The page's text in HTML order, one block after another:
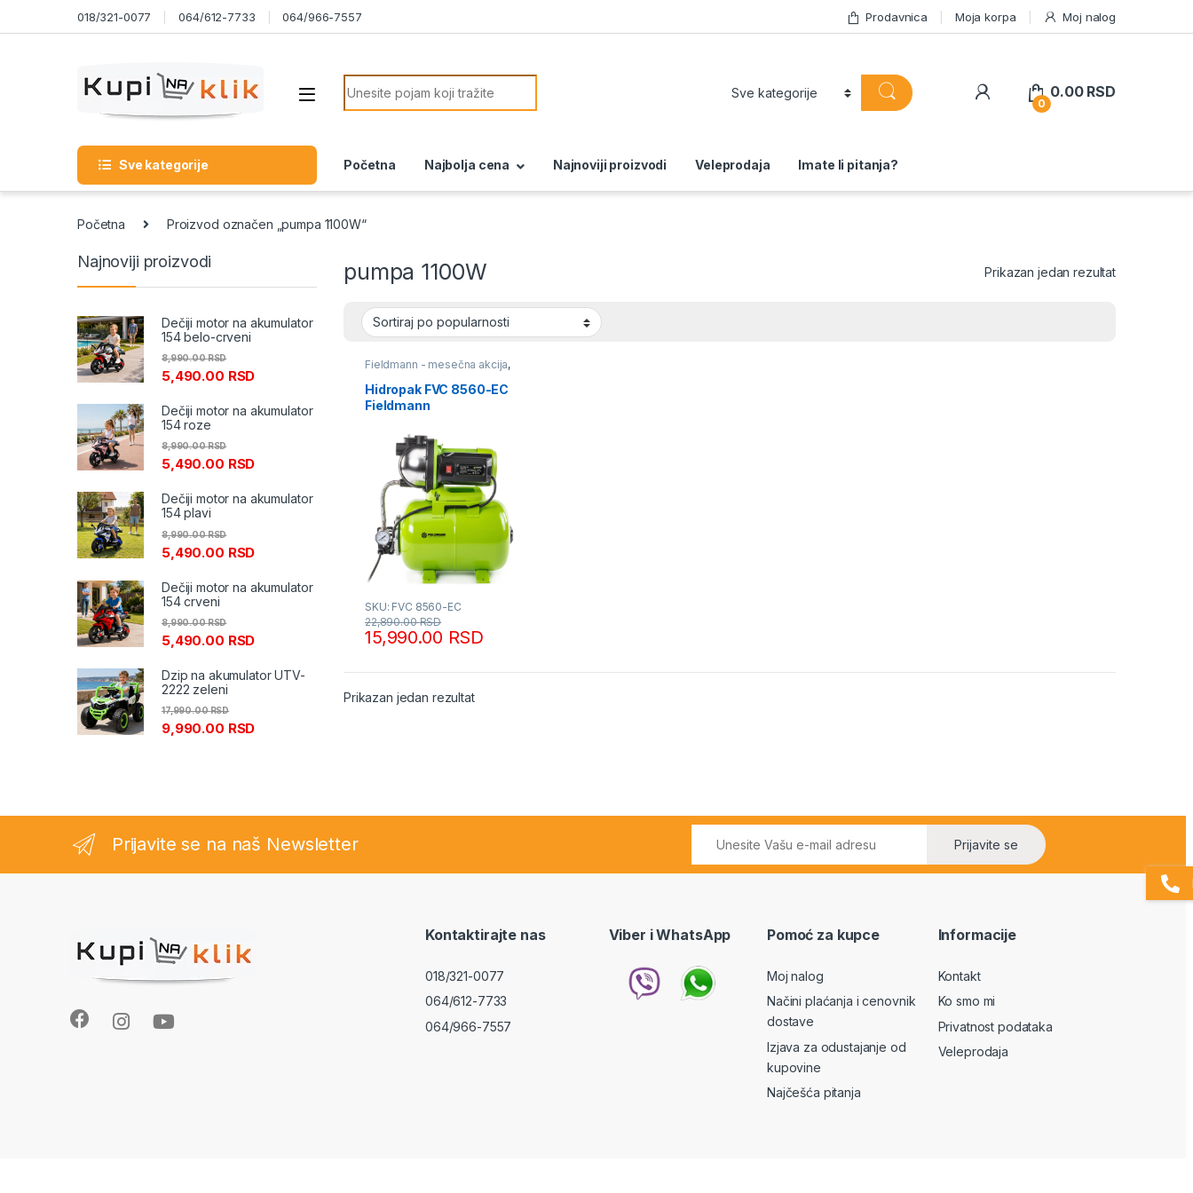
Skip to navigation018/321-0077 064/612-7733 064/966-7557 Prodavnica Moja korpa Moj nalog
Search for:
0
0.00 RSD
Sve kategorije Početna Najbolja cena Najnoviji proizvodi Veleprodaja Imate li pitanja?
Početna Proizvod označen „pumpa 1100W“
pumpa 1100W Prikazan jedan rezultat
Fieldmann - mesečna akcija,
Hidropak FVC 8560-EC
Fieldmann
SKU: FVC 8560-EC
15,990.00 RSD
22,890.00RSD
Prikazan jedan rezultat
Najnoviji proizvodi
Dečiji motor na akumulator
154 belo-crveni
5,490.00 RSD
8,990.00RSD
Dečiji motor na akumulator
154 roze
5,490.00 RSD
8,990.00RSD
Dečiji motor na akumulator
154 plavi
5,490.00 RSD
8,990.00RSD
Dečiji motor na akumulator
154 crveni
5,490.00 RSD
8,990.00RSD
Dzip na akumulator UTV-
2222 zeleni
9,990.00 RSD
17,990.00RSD
Prijavite se na naš Newsletter Prijavite se
Kontaktirajte nas
018/321-0077
064/612-7733
064/966-7557
Viber i WhatsApp Pomoć za kupce
Moj nalog
Načini plaćanja i cenovnik
dostave
Izjava za odustajanje od
kupovine
Najčešća pitanja
Informacije
Kontakt
Ko smo mi
Privatnost podataka
Veleprodaja